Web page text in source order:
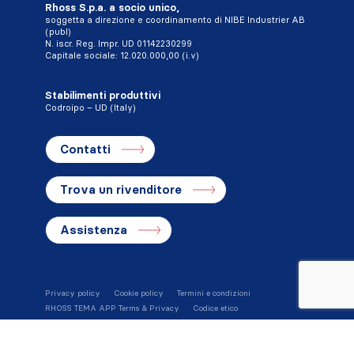
Rhoss S.p.a. a socio unico,
soggetta a direzione e coordinamento di NIBE Industrier AB
(publ)
N. iscr. Reg. Impr. UD 01142230299
Capitale sociale: 12.020.000,00 (i.v)
Stabilimenti produttivi
Codroipo – UD (Italy)
Contatti
Trova un rivenditore
Assistenza
Privacy policy Cookie policy
Termini e condizioni
RHOSS TEMA APP Terms & Privacy
Codice etico